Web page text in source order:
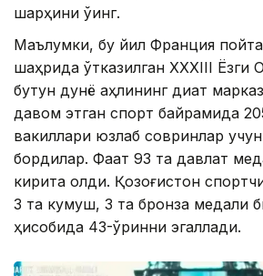
шарҳини ўқинг.
Маълумки, бу йил Франция
шаҳрида ўтказилган XXXIII Ёзги
бутун дунё аҳлининг диққат
давом этган спорт байрамида
вакиллари юзлаб совринлар
бордилар. Фақат 93 та давлат
кирита олди. Қозоғистон
3 та кумуш, 3 та бронза медали
ҳисобида 43-ўринни эгаллади.